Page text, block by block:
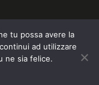
policy – Powered by
tu possa avere la
ad utilizzare
ne sia felice.